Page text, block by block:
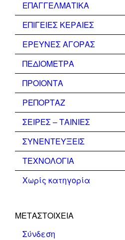
ΕΠΑΓΓΕΛΜΑΤΙΚΑ
ΕΠΙΓΕΙΕΣ ΚΕΡΑΙΕΣ
ΕΡΕΥΝΕΣ ΑΓΟΡΑΣ
ΠΕΔΙΟΜΕΤΡΑ
ΠΡΟΙΟΝΤΑ
ΡΕΠΟΡΤΑΖ
ΣΕΙΡΕΣ – ΤΑΙΝΙΕΣ
ΣΥΝΕΝΤΕΥΞΕΙΣ
ΤΕΧΝΟΛΟΓΙΑ
Χωρίς κατηγορία
ΜΕΤΑΣΤΟΙΧΕΊΑ
Σύνδεση